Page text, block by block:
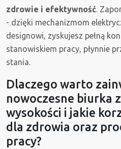
zdrowie i efektywność.
- dzięki mechanizmom
designowi, zyskujesz pełną
stanowiskiem pracy, płynnie
stania.
Dlaczego warto
nowoczesne biurka
wysokości i jakie
dla zdrowia oraz
pracy?